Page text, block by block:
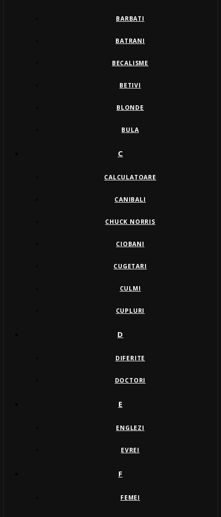
BARBATI
BATRANI
BECALISME
BETIVI
BLONDE
BULA
C
CALCULATOARE
CANIBALI
CHUCK NORRIS
CIOBANI
CUGETARI
CULMI
CUPLURI
D
DIFERITE
DOCTORI
E
ENGLEZI
EVREI
F
FEMEI